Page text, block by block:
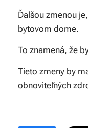
Ďalšou zmenou
bytovom dome.
To znamená, že
Tieto zmeny by
obnoviteľných